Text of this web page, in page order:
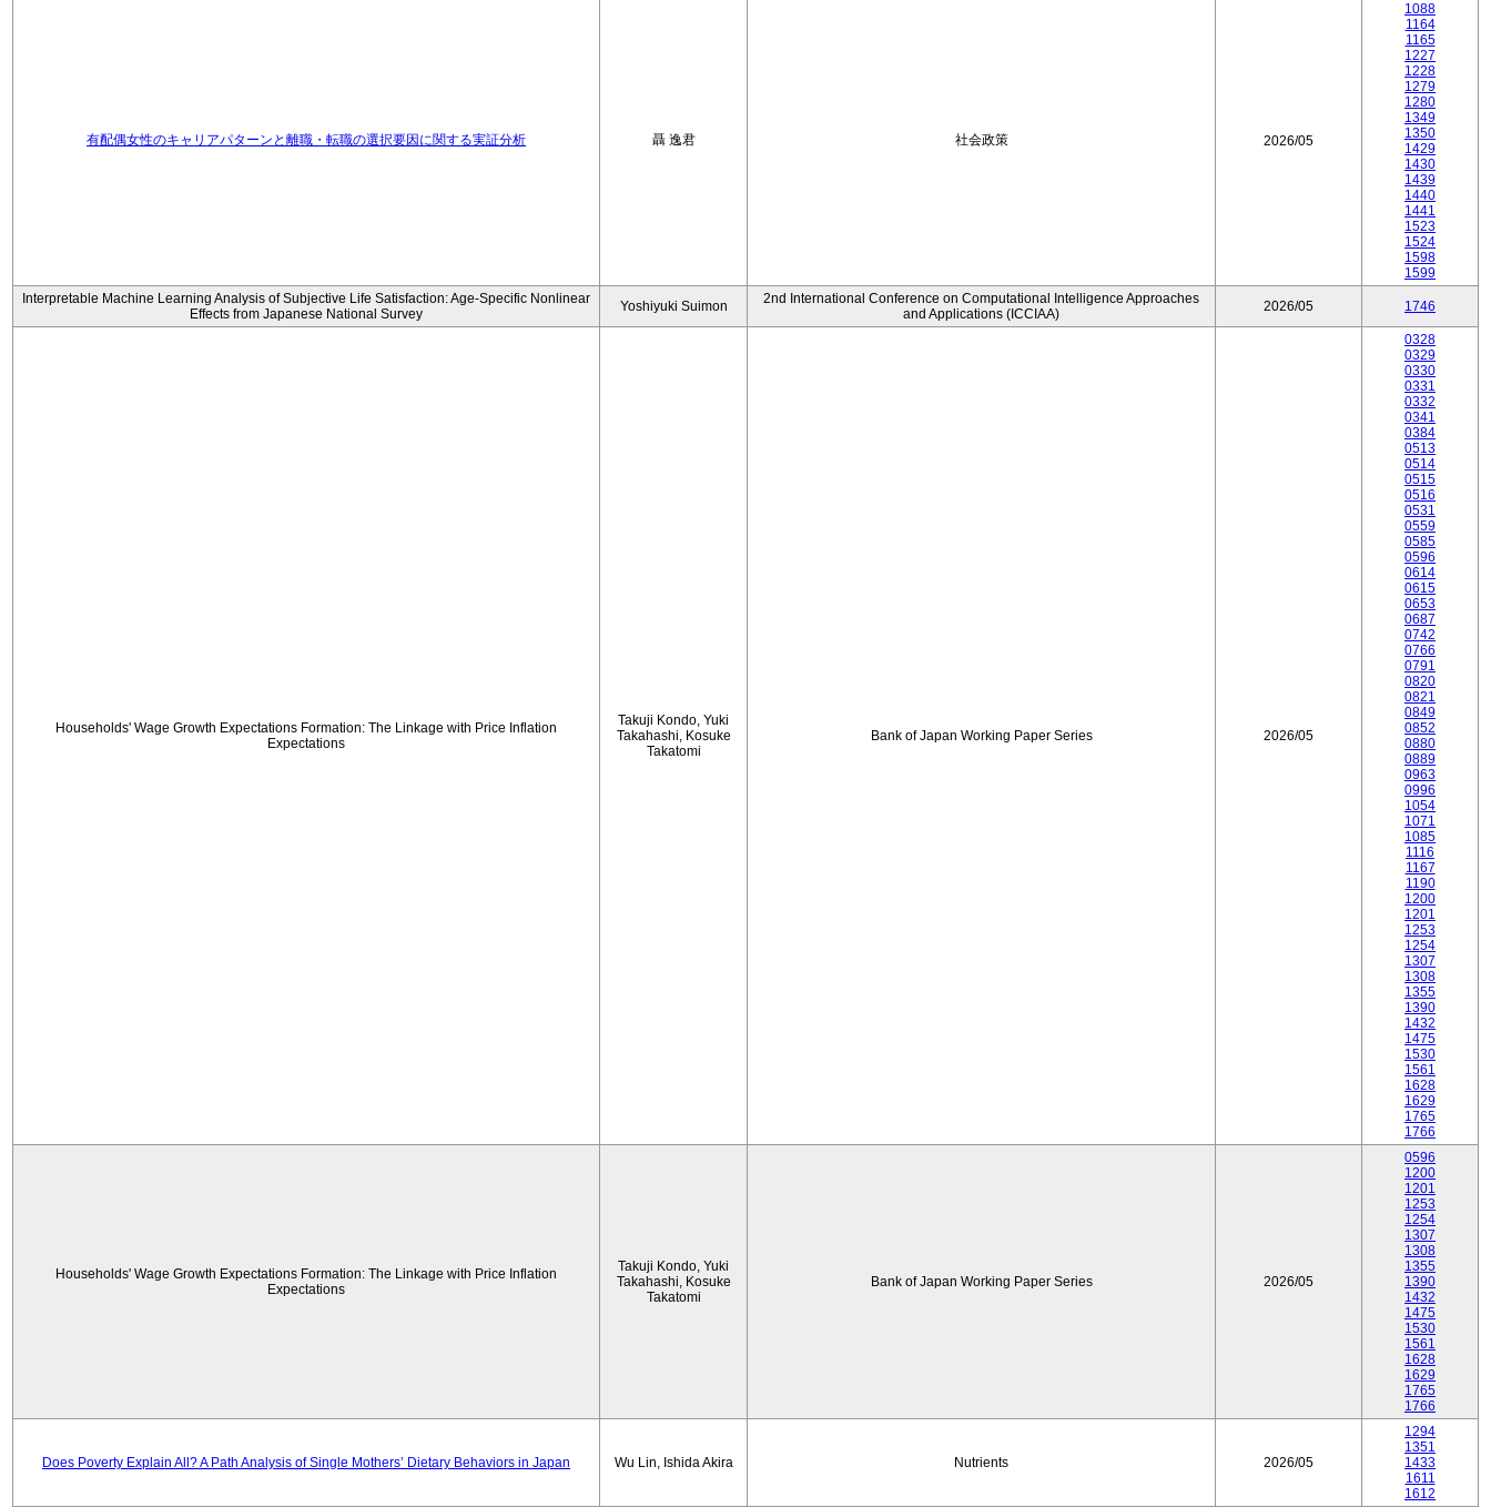
有配偶女性のキャリアパターンと離職・転職の選択要因に関する実証分析 聶 逸君 社会政策 2026/05
1088
1164
1165
1227
1228
1279
1280
1349
1350
1429
1430
1439
1440
1441
1523
1524
1598
1599
Interpretable Machine Learning Analysis of Subjective Life Satisfaction: Age-Specific Nonlinear
Effects from Japanese National Survey
Yoshiyuki Suimon
2nd International Conference on Computational Intelligence Approaches
and Applications (ICCIAA)
2026/05 1746
Households' Wage Growth Expectations Formation: The Linkage with Price Inflation
Expectations
Takuji Kondo, Yuki
Takahashi, Kosuke
Takatomi
Bank of Japan Working Paper Series 2026/05
0328
0329
0330
0331
0332
0341
0384
0513
0514
0515
0516
0531
0559
0585
0596
0614
0615
0653
0687
0742
0766
0791
0820
0821
0849
0852
0880
0889
0963
0996
1054
1071
1085
1116
1167
1190
1200
1201
1253
1254
1307
1308
1355
1390
1432
1475
1530
1561
1628
1629
1765
1766
Households' Wage Growth Expectations Formation: The Linkage with Price Inflation
Expectations
Takuji Kondo, Yuki
Takahashi, Kosuke
Takatomi
Bank of Japan Working Paper Series 2026/05
0596
1200
1201
1253
1254
1307
1308
1355
1390
1432
1475
1530
1561
1628
1629
1765
1766
Does Poverty Explain All? A Path Analysis of Single Mothers’ Dietary Behaviors in Japan Wu Lin, Ishida Akira Nutrients 2026/05
1294
1351
1433
1611
1612